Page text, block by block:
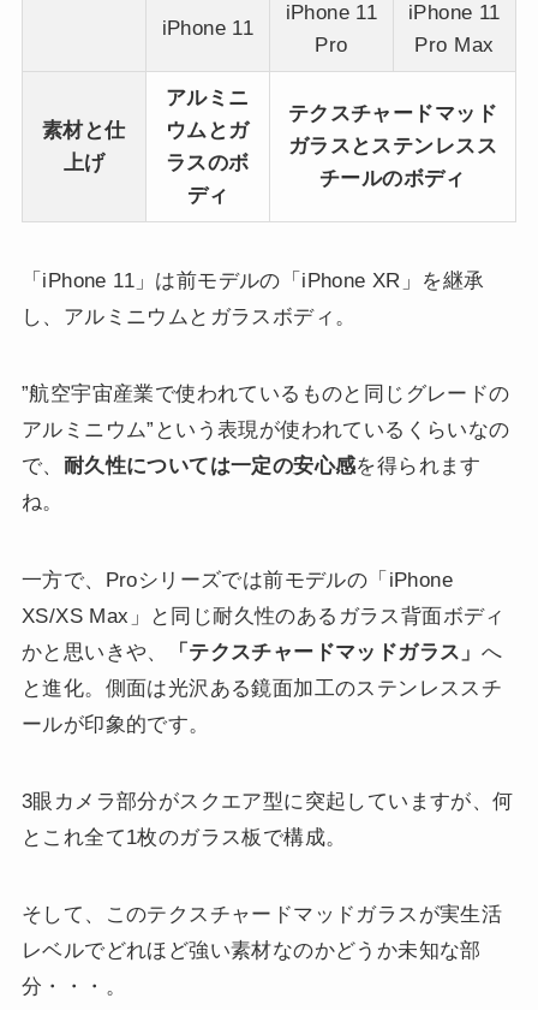
iPhone 11
iPhone 11
Pro
iPhone 11
Pro Max
素材と仕
上げ
アルミニ
ウムとガ
ラスのボ
ディ
テクスチャードマッド
ガラスとステンレスス
チールのボディ
「iPhone 11」は前モデルの「iPhone XR」を継承
し、アルミニウムとガラスボディ。
”航空宇宙産業で使われているものと同じグレードの
アルミニウム”という表現が使われているくらいなの
で、 耐久性については一定の安心感を得られます
ね。
一方で、Proシリーズでは前モデルの「iPhone
XS/XS Max」と同じ耐久性のあるガラス背面ボディ
かと思いきや、
「テクスチャードマッドガラス」 へ
と進化。側面は光沢ある鏡面加工のステンレススチ
ールが印象的です。
3眼カメラ部分がスクエア型に突起していますが、何
とこれ全て1枚のガラス板で構成。
そして、このテクスチャードマッドガラスが実生活
レベルでどれほど強い素材なのかどうか未知な部
分・・・。